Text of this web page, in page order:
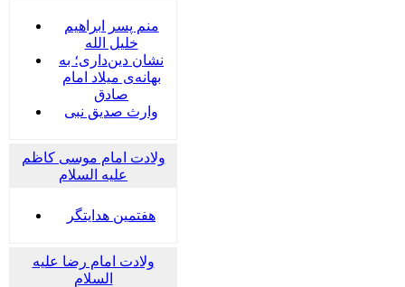
منم پسر ابراهیم
خلیل الله
نشان دین‌داری؛ به
بهانه‌ی میلاد امام
صادق
وارث صدیق نبی
ولادت امام موسی کاظم
علیه السلام
هفتمین هدایتگر
ولادت امام رضا علیه
السلام